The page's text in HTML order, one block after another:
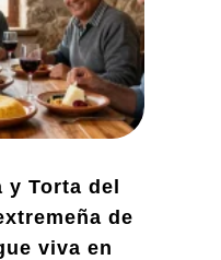
y Torta del
de
viva en